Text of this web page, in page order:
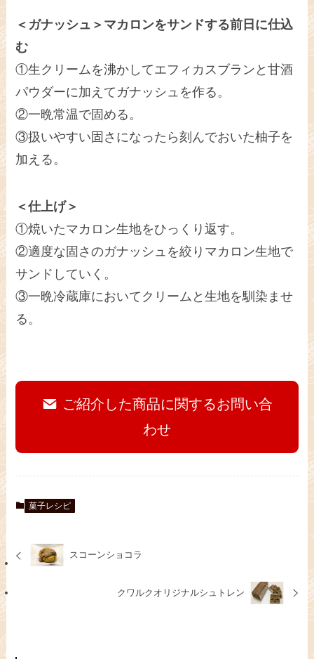
＜ガナッシュ＞マカロンをサンドする前日に仕込
む
①生クリームを沸かしてエフィカスブランと甘酒
パウダーに加えてガナッシュを作る。
②一晩常温で固める。
③扱いやすい固さになったら刻んでおいた柚子を
加える。
＜仕上げ＞
①焼いたマカロン生地をひっくり返す。
②適度な固さのガナッシュを絞りマカロン生地で
サンドしていく。
③一晩冷蔵庫においてクリームと生地を馴染ませ
る。
ご紹介した商品に関するお問い合
わせ
菓子レシピ
スコーンショコラ
クワルクオリジナルシュトレン